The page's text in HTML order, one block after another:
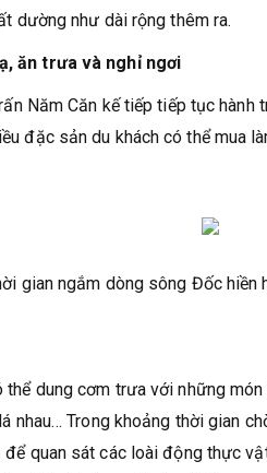
dường như dài rộng thêm ra.
ăn trưa và nghỉ ngơi
Năm Căn kế tiếp tiếp tục hành
đặc sản du khách có thể mua
gian ngắm dòng sông Đốc
thể dung cơm trưa với những
nhau… Trong khoảng thời gian
quan sát các loài động thực